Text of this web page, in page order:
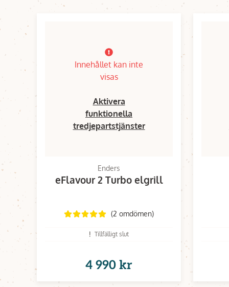
Innehållet kan inte
visas
Aktivera
funktionella
tredjepartstjänster
Enders
eFlavour 2 Turbo elgrill
(2 omdömen)
Tillfälligt slut
4 990 kr